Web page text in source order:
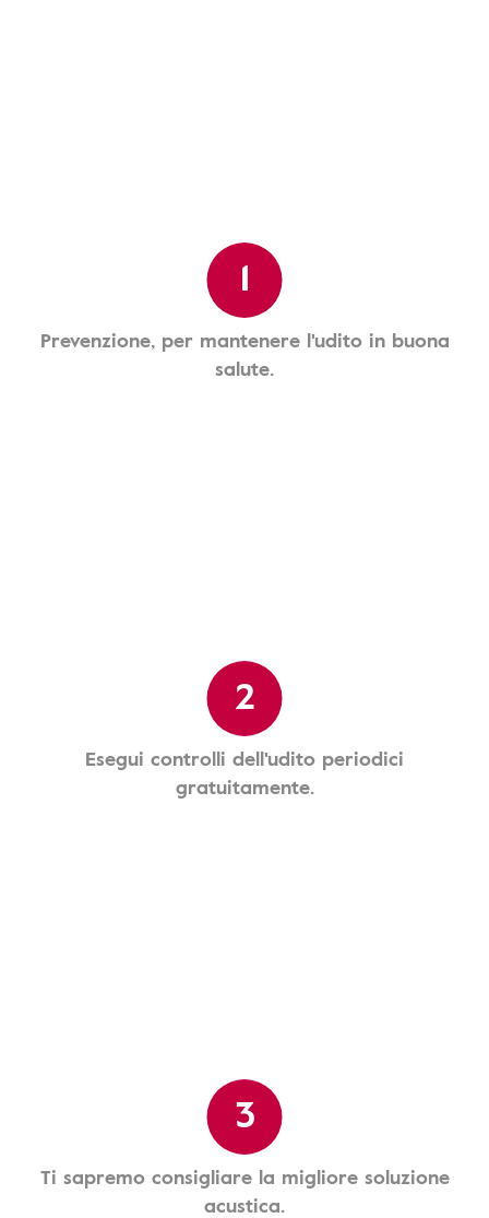
1
Prevenzione, per mantenere l'udito in buona
salute.
2
Esegui controlli dell'udito periodici
gratuitamente.
3
Ti sapremo consigliare la migliore soluzione
acustica.